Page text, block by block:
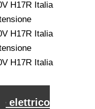
elettrico